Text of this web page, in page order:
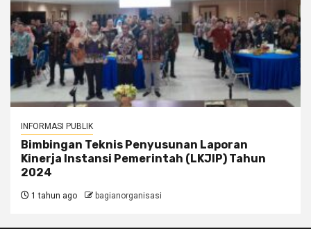
INFORMASI PUBLIK
Bimbingan Teknis Penyusunan Laporan
Kinerja Instansi Pemerintah (LKJIP) Tahun
2024
1 tahun ago bagianorganisasi